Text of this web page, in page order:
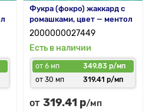
Фукра (фокро) жаккард с
ромашками, цвет — ментол
2000000027449
Есть в наличии
от 6 мп
349.83 р/мп
от 30 мп
319.41 р/мп
от 319.41 р/мп